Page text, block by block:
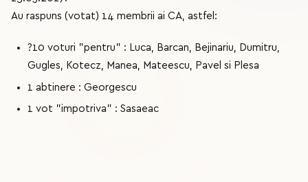
Au raspuns (votat) 14 membrii ai CA, astfel:
?10 voturi "pentru" : Luca, Barcan, Bejinariu, Dumitru,
Gugles, Kotecz, Manea, Mateescu, Pavel si Plesa
1 abtinere : Georgescu
1 vot "impotriva" : Sasaeac